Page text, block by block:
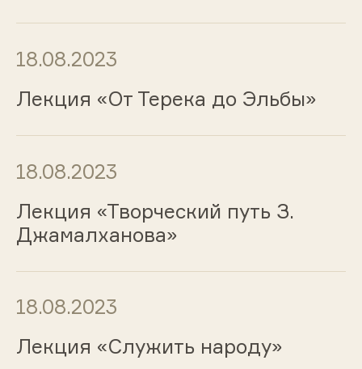
18.08.2023
Лекция «От Терека до Эльбы»
18.08.2023
Лекция «Творческий путь З.
Джамалханова»
18.08.2023
Лекция «Служить народу»